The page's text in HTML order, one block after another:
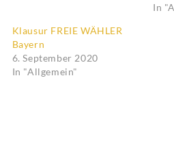
In
Klausur FREIE WÄHLER
Bayern
6. September 2020
In "Allgemein"